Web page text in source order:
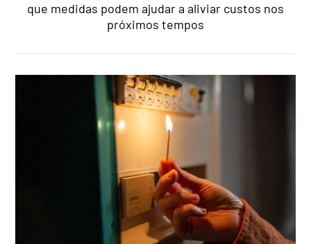
que medidas podem ajudar a aliviar custos nos
próximos tempos